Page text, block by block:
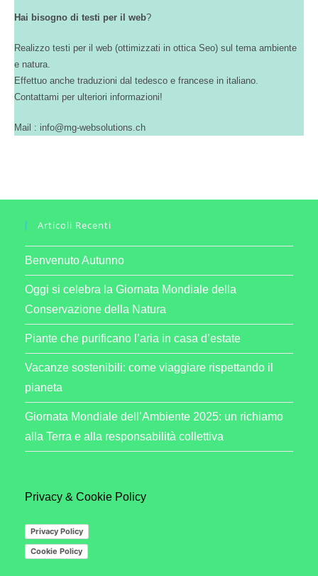
Hai bisogno di testi per il web?
Realizzo testi per il web (ottimizzati in ottica Seo) sul tema ambiente
e natura.
Effettuo anche traduzioni dal tedesco e francese in italiano.
Contattami per ulteriori informazioni!
Mail : info@mg-websolutions.ch
Articoli Recenti
Benvenuto Autunno
Oggi si celebra la Giornata Mondiale della
Conservazione della Natura
Piante che purificano l’aria in casa d’estate
Vacanze sostenibili: come viaggiare rispettando il
pianeta
Giornata Mondiale dell’Ambiente 2025: un richiamo
alla Terra e alla responsabilità collettiva
Privacy & Cookie Policy
Privacy Policy
Cookie Policy